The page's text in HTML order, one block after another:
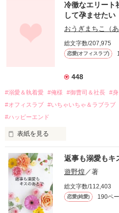
幼なじみの哲平に淡い恋心を抱い
しかし、ある出来事をきっかけに
関係修復もできないまま、美桜は
引っ越すことになり、哲平とも離
それから約十二年後。
過去の傷から、二度と会いたくな
運命のような再会を果たす。
酔った勢いで一夜を共にしてしま
さらに、美桜が初めてだと知った
『責任をとる、結婚しよう』と真
戸惑う美桜とは裏腹に、好きとい
甘やかしてくる。
そんなある日、哲平は美桜がスト
遭っていることを知る。
美桜を守るため、哲平は同居を提
冷徹なエリート
して孕ませたい
おうぎまちこ（
総文字数/207,975
恋愛(オフィスラブ)
448
#溺愛＆執着愛 #俺様 #御曹司＆社長 #
#オフィスラブ #いちゃいちゃ＆ラブラブ
#ハッピーエンド
表紙を見る
おかしな噂を流されて前の職場
桜は、海外で傷心旅行をしていた
い、酒の勢いもあり一夜限りの関
帰国後、美桜は新しい職場でワ
なんと彼の正体は、とある財閥御
れて起業した新進気鋭の実業家、
――御影恭司その人だったのだ――
返事も溺愛もキ
遊野煌 ／著
総文字数/112,403
恋愛(純愛) 190ペ